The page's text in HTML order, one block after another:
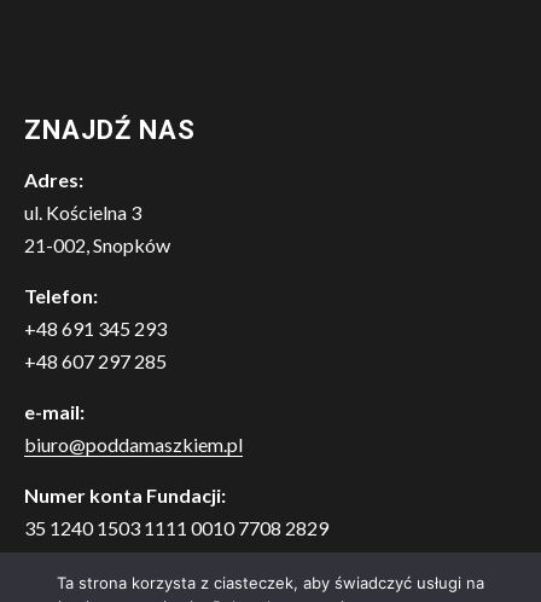
ZNAJDŹ NAS
Adres:
ul. Kościelna 3
21-002, Snopków
Telefon:
+48 691 345 293
+48 607 297 285
e-mail:
biuro@poddamaszkiem.pl
Numer konta Fundacji:
35 1240 1503 1111 0010 7708 2829
Bank Pekao S.A. o. w Lublinie
Ta strona korzysta z ciasteczek, aby świadczyć usługi na